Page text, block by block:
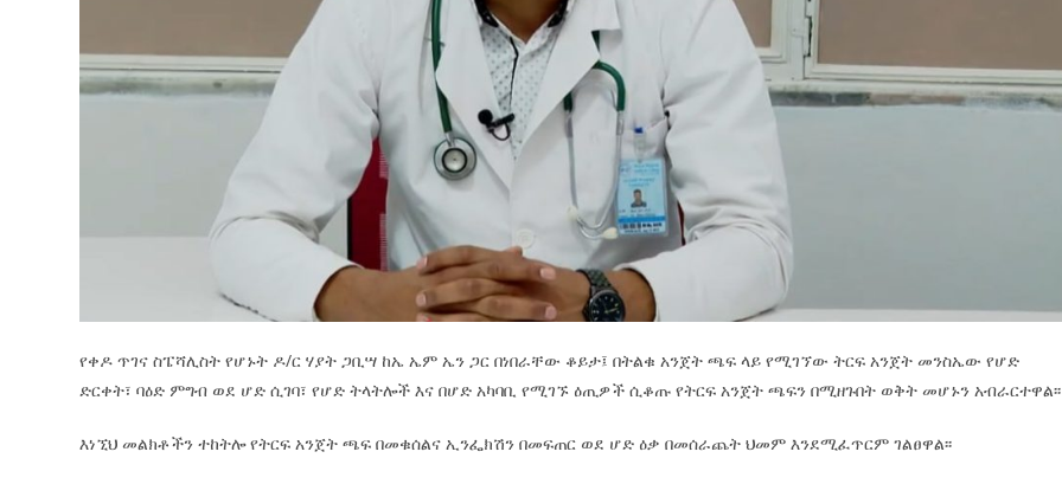
የቀዶ ጥገና ስፔሻሊስት የሆኑት ዶ/ር ሃያት ጋቢሣ ከኤ ኤም ኤን ጋር በነበራቸው ቆይታ፤ በትልቁ አንጀት ጫፍ ላይ የሚገኘው ትርፍ አንጀት መንስኤው የሆድ
ድርቀት፣ ባዕድ ምግብ ወደ ሆድ ሲገባ፣ የሆድ ትላትሎች እና በሆድ አካባቢ የሚገኙ ዕጢዎች ሲቆጡ የትርፍ አንጀት ጫፍን በሚዘጉበት ወቅት መሆኑን አብራርተዋል፡፡
እነኚህ መልክቶችን ተከትሎ የትርፍ አንጀት ጫፍ በመቁሰልና ኢንፌክሽን በመፍጠር ወደ ሆድ ዕቃ በመሰራጨት ህመም እንደሚፈጥርም ገልፀዋል፡፡